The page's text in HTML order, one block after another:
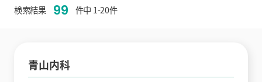
検索結果 99 件中 1-20件
青山内科